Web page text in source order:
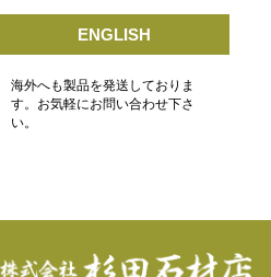
ENGLISH
海外へも製品を発送しておりま
す。お気軽にお問い合わせ下さ
い。